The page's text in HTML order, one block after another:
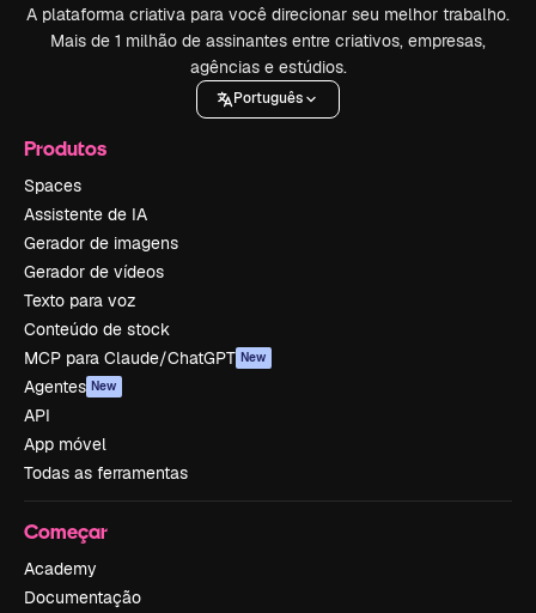
A plataforma criativa para você direcionar seu melhor trabalho.
Mais de 1 milhão de assinantes entre criativos, empresas,
agências e estúdios.
Português
Produtos
Spaces
Assistente de IA
Gerador de imagens
Gerador de vídeos
Texto para voz
Conteúdo de stock
MCP para Claude/ChatGPT New
Agentes New
API
App móvel
Todas as ferramentas
Começar
Academy
Documentação